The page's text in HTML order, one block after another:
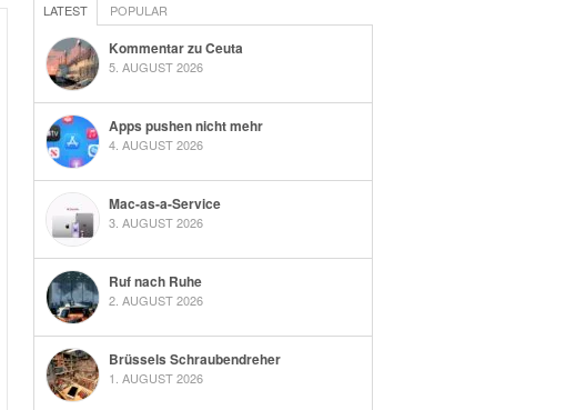
LATEST POPULAR
Kommentar zu Ceuta
5. AUGUST 2026
Apps pushen nicht mehr
4. AUGUST 2026
Mac-as-a-Service
3. AUGUST 2026
Ruf nach Ruhe
2. AUGUST 2026
Brüssels Schraubendreher
1. AUGUST 2026